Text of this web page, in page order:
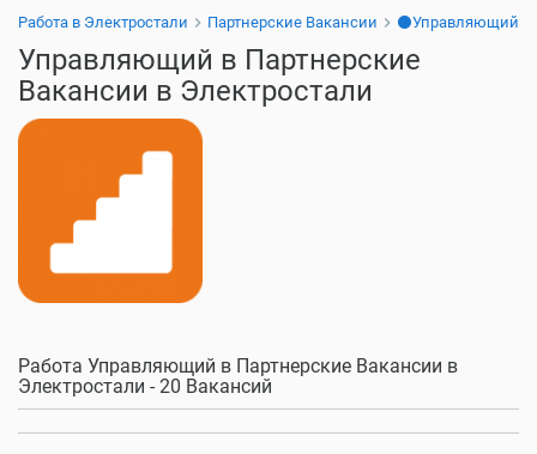
Работа в Электростали Партнерские Вакансии ⚫Управляющий
Управляющий в Партнерские
Вакансии в Электростали
Работа Управляющий в Партнерские Вакансии в
Электростали - 20 Вакансий